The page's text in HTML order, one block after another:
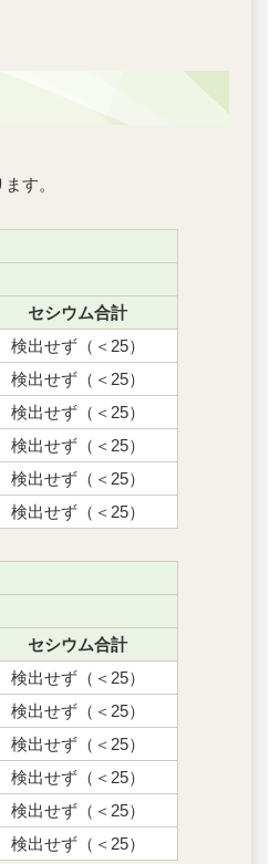
す。
セシウム合計
検出せず（＜25）
検出せず（＜25）
検出せず（＜25）
検出せず（＜25）
検出せず（＜25）
検出せず（＜25）
セシウム合計
検出せず（＜25）
検出せず（＜25）
検出せず（＜25）
検出せず（＜25）
検出せず（＜25）
検出せず（＜25）